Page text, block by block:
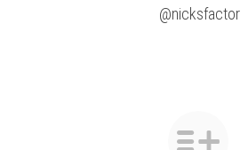
@nicksfactor